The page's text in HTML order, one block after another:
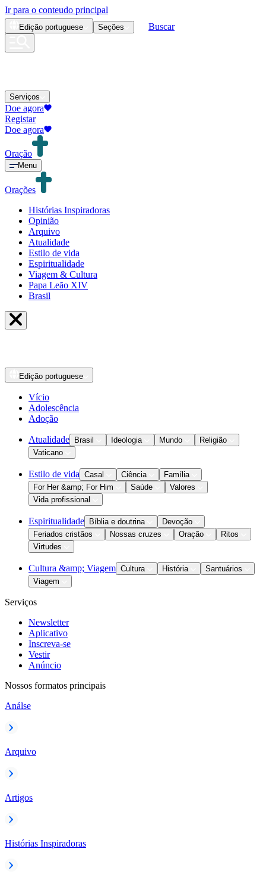
Ir para o conteudo principal
Edição portuguese Seções Buscar
Serviços
Doe agora
Registar
Doe agora
Oração
Menu
Orações
Histórias Inspiradoras
Opinião
Arquivo
Atualidade
Estilo de vida
Espiritualidade
Viagem & Cultura
Papa Leão XIV
Brasil
Edição portuguese
Vício
Adolescência
Adoção
Atualidade Brasil Ideologia Mundo
Religião
Vaticano
Estilo de vida Casal Ciência
Família
For Her &amp; For Him
Saúde
Valores
Vida profissional
Espiritualidade Bíblia e doutrina
Devoção
Feriados cristãos
Nossas cruzes Oração
Ritos
Virtudes
Cultura &amp; Viagem Cultura História
Santuários
Viagem
Serviços
Newsletter
Aplicativo
Inscreva-se
Vestir
Anúncio
Nossos formatos principais
Análse
Arquivo
Artigos
Histórias Inspiradoras